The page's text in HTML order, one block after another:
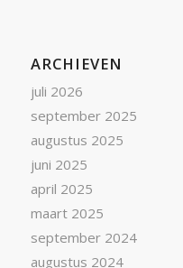
ARCHIEVEN
juli 2026
september 2025
augustus 2025
juni 2025
april 2025
maart 2025
september 2024
augustus 2024